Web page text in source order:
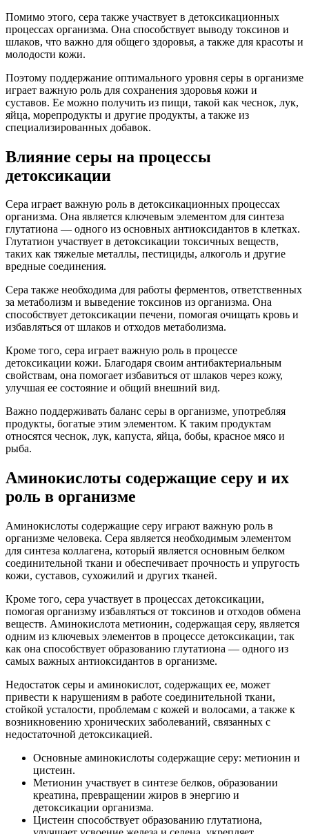
Помимо этого, сера также участвует в детоксикационных
процессах организма. Она способствует выводу токсинов и
шлаков, что важно для общего здоровья, а также для красоты и
молодости кожи.
Поэтому поддержание оптимального уровня серы в организме
играет важную роль для сохранения здоровья кожи и
суставов. Ее можно получить из пищи, такой как чеснок, лук,
яйца, морепродукты и другие продукты, а также из
специализированных добавок.
Влияние серы на процессы
детоксикации
Сера играет важную роль в детоксикационных процессах
организма. Она является ключевым элементом для синтеза
глутатиона — одного из основных антиоксидантов в клетках.
Глутатион участвует в детоксикации токсичных веществ,
таких как тяжелые металлы, пестициды, алкоголь и другие
вредные соединения.
Сера также необходима для работы ферментов, ответственных
за метаболизм и выведение токсинов из организма. Она
способствует детоксикации печени, помогая очищать кровь и
избавляться от шлаков и отходов метаболизма.
Кроме того, сера играет важную роль в процессе
детоксикации кожи. Благодаря своим антибактериальным
свойствам, она помогает избавиться от шлаков через кожу,
улучшая ее состояние и общий внешний вид.
Важно поддерживать баланс серы в организме, употребляя
продукты, богатые этим элементом. К таким продуктам
относятся чеснок, лук, капуста, яйца, бобы, красное мясо и
рыба.
Аминокислоты содержащие серу и их
роль в организме
Аминокислоты содержащие серу играют важную роль в
организме человека. Сера является необходимым элементом
для синтеза коллагена, который является основным белком
соединительной ткани и обеспечивает прочность и упругость
кожи, суставов, сухожилий и других тканей.
Кроме того, сера участвует в процессах детоксикации,
помогая организму избавляться от токсинов и отходов обмена
веществ. Аминокислота метионин, содержащая серу, является
одним из ключевых элементов в процессе детоксикации, так
как она способствует образованию глутатиона — одного из
самых важных антиоксидантов в организме.
Недостаток серы и аминокислот, содержащих ее, может
привести к нарушениям в работе соединительной ткани,
стойкой усталости, проблемам с кожей и волосами, а также к
возникновению хронических заболеваний, связанных с
недостаточной детоксикацией.
Основные аминокислоты содержащие серу: метионин и
цистеин.
Метионин участвует в синтезе белков, образовании
креатина, превращении жиров в энергию и
детоксикации организма.
Цистеин способствует образованию глутатиона,